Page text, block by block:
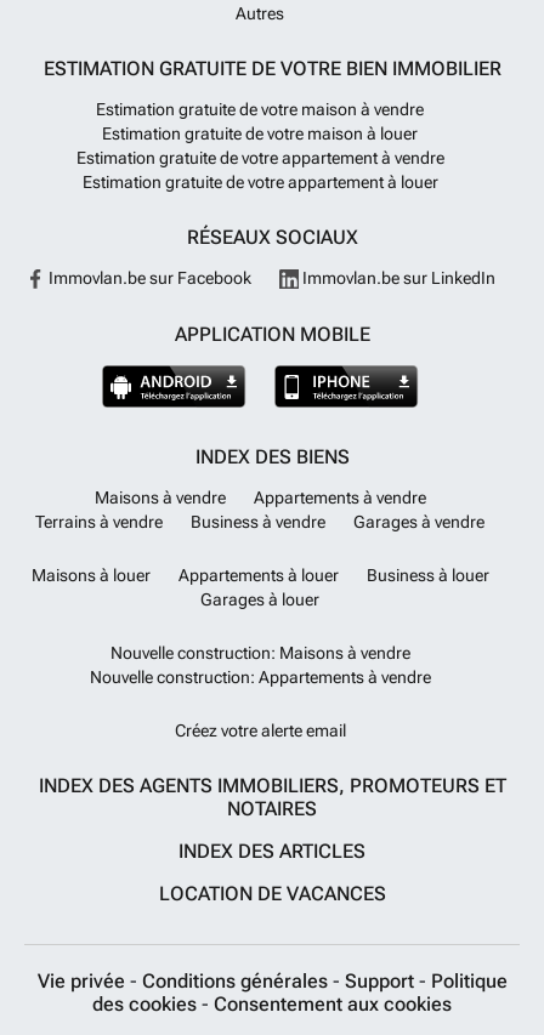
Autres
ESTIMATION GRATUITE DE VOTRE BIEN IMMOBILIER
Estimation gratuite de votre maison à vendre
Estimation gratuite de votre maison à louer
Estimation gratuite de votre appartement à vendre
Estimation gratuite de votre appartement à louer
RÉSEAUX SOCIAUX
Immovlan.be sur Facebook Immovlan.be sur LinkedIn
APPLICATION MOBILE
INDEX DES BIENS
Maisons à vendre
Appartements à vendre
Terrains à vendre
Business à vendre Garages à vendre
Maisons à louer Appartements à louer
Business à louer
Garages à louer
Nouvelle construction: Maisons à vendre
Nouvelle construction: Appartements à vendre
Créez votre alerte email
INDEX DES AGENTS IMMOBILIERS, PROMOTEURS ET
NOTAIRES
INDEX DES ARTICLES
LOCATION DE VACANCES
Vie privée - Conditions générales - Support - Politique
des cookies - Consentement aux cookies